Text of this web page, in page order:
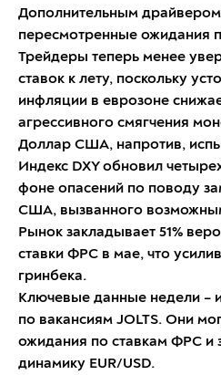
Дополнительным драйвером
пересмотренные ожидания
Трейдеры теперь менее
ставок к лету, поскольку
инфляции в еврозоне
агрессивного смягчения
Доллар США, напротив,
Индекс DXY обновил
фоне опасений по поводу
США, вызванного
Рынок закладывает 51%
ставки ФРС в мае, что
гринбека.
Ключевые данные недели –
по вакансиям JOLTS. Они
ожидания по ставкам ФРС и
динамику EUR/USD.